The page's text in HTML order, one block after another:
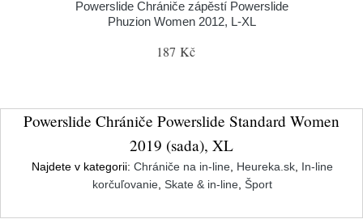
Powerslide Chrániče zápěstí Powerslide
Phuzion Women 2012, L-XL
187 Kč
Powerslide Chrániče Powerslide Standard Women
2019 (sada), XL
Najdete v kategorii: Chrániče na in-line Heureka.sk In-line
korčuľovanie Skate & in-line Šport